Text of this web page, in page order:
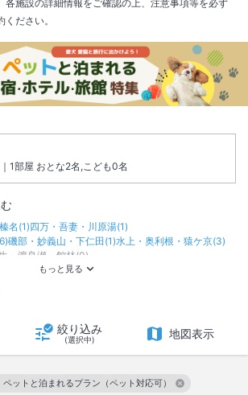
各施設の詳細情報をご確認の上、注意事項等を必ず
ださい。
1部屋 おとな2名,こども0名
名(1)四万・吾妻・川原湯(1)
6)磯部・妙義山・下仁田 (1)水上・奥利根・猿ケ京(3)
・渡良瀬・館林(0)
絞り込み
(選択中) 地図表示
ペットと泊まれるプラン（ペット対応可）